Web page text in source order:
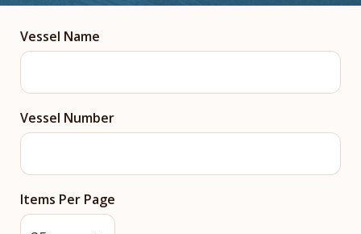
Vessel Name
Vessel Number
Items Per Page